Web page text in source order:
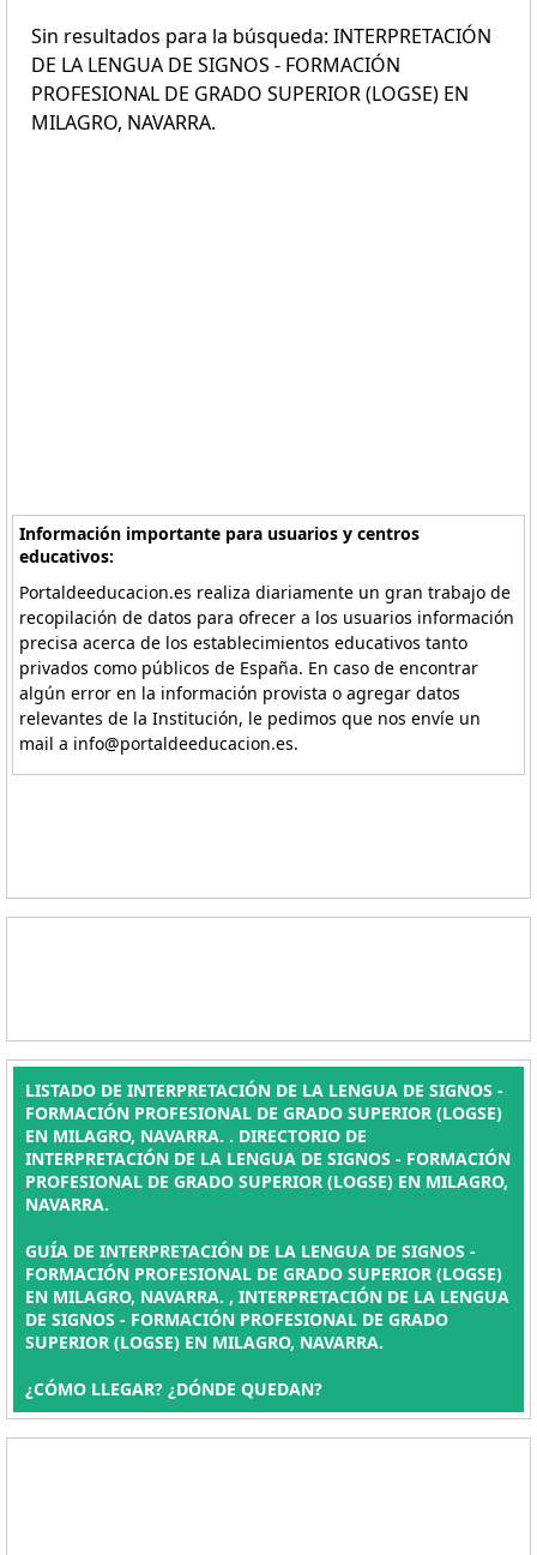
Sin resultados para la búsqueda: INTERPRETACIÓN
DE LA LENGUA DE SIGNOS - FORMACIÓN
PROFESIONAL DE GRADO SUPERIOR (LOGSE) EN
MILAGRO, NAVARRA.
Información importante para usuarios y centros
educativos:
Portaldeeducacion.es realiza diariamente un gran trabajo de
recopilación de datos para ofrecer a los usuarios información
precisa acerca de los establecimientos educativos tanto
privados como públicos de España. En caso de encontrar
algún error en la información provista o agregar datos
relevantes de la Institución, le pedimos que nos envíe un
mail a info@portaldeeducacion.es.
LISTADO DE INTERPRETACIÓN DE LA LENGUA DE SIGNOS -
FORMACIÓN PROFESIONAL DE GRADO SUPERIOR (LOGSE)
EN MILAGRO, NAVARRA. . DIRECTORIO DE
INTERPRETACIÓN DE LA LENGUA DE SIGNOS - FORMACIÓN
PROFESIONAL DE GRADO SUPERIOR (LOGSE) EN MILAGRO,
NAVARRA.
GUÍA DE INTERPRETACIÓN DE LA LENGUA DE SIGNOS -
FORMACIÓN PROFESIONAL DE GRADO SUPERIOR (LOGSE)
EN MILAGRO, NAVARRA. , INTERPRETACIÓN DE LA LENGUA
DE SIGNOS - FORMACIÓN PROFESIONAL DE GRADO
SUPERIOR (LOGSE) EN MILAGRO, NAVARRA.
¿CÓMO LLEGAR? ¿DÓNDE QUEDAN?